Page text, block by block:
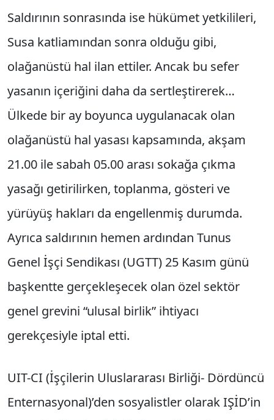
Saldırının sonrasında ise hükümet yetkilileri,
Susa katliamından sonra olduğu gibi,
olağanüstü hal ilan ettiler. Ancak bu sefer
yasanın içeriğini daha da sertleştirerek…
Ülkede bir ay boyunca uygulanacak olan
olağanüstü hal yasası kapsamında, akşam
21.00 ile sabah 05.00 arası sokağa çıkma
yasağı getirilirken, toplanma, gösteri ve
yürüyüş hakları da engellenmiş durumda.
Ayrıca saldırının hemen ardından Tunus
Genel İşçi Sendikası (UGTT) 25 Kasım günü
başkentte gerçekleşecek olan özel sektör
genel grevini “ulusal birlik” ihtiyacı
gerekçesiyle iptal etti.
UIT-CI (İşçilerin Uluslararası Birliği- Dördüncü
Enternasyonal)’den sosyalistler olarak IŞİD’in